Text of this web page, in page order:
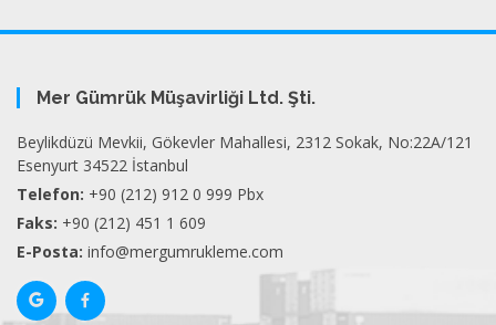
Mer Gümrük Müşavirliği Ltd. Şti.
Beylikdüzü Mevkii, Gökevler Mahallesi, 2312 Sokak, No:22A/121
Esenyurt 34522 İstanbul
Telefon: +90 (212) 912 0 999 Pbx
Faks: +90 (212) 451 1 609
E-Posta: info@mergumrukleme.com